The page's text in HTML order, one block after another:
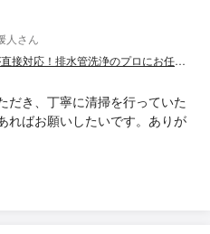
人さん
作業実績500件、全て自社スタッフが直接対応！排水管洗浄のプロにお任せください！
だき、丁寧に清掃を行っていた
ればお願いしたいです。ありが